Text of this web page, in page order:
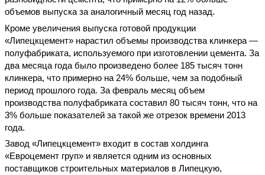
объемов выпуска за аналогичный месяц год назад.
Кроме увеличения выпуска готовой продукции
«Липецкцемент» нарастил объемы производства клинкера —
полуфабриката, используемого при изготовлении цемента. За
два месяца года было произведено более 185 тысяч тонн
клинкера, что примерно на 24% больше, чем за подобный
период прошлого года. За февраль месяц объем
производства полуфабриката составил 80 тысяч тонн, что на
3% больше показателей за такой же отрезок времени 2013
года.
Завод «Липецкцемент» входит в состав холдинга
«Евроцемент груп» и является одним из основных
поставщиков строительных материалов в Липецкую,